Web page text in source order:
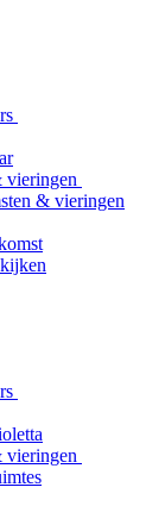
vieringen
& vieringen
vieringen